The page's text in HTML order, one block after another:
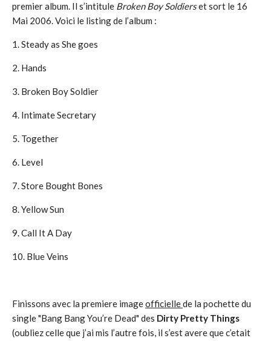
premier album. Il s’intitule Broken Boy Soldierset sort le 16
Mai 2006. Voici le listing de l’album :
1. Steady as She goes
2. Hands
3. Broken Boy Soldier
4. Intimate Secretary
5. Together
6. Level
7. Store Bought Bones
8. Yellow Sun
9. Call It A Day
10. Blue Veins
Finissons avec la premiere imageofficiellede la pochette du
single "Bang Bang You’re Dead" des Dirty Pretty Things
(oubliez celle que j’ai mis l’autre fois, il s’est avere que c’etait